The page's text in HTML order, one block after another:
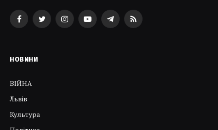
FacebookTwitterInstagramYouTubeTelegramRSS
НОВИНИ
ВІЙНА
Львів
Культура